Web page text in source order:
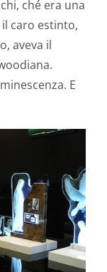
ché era una
il caro estinto,
aveva il
E